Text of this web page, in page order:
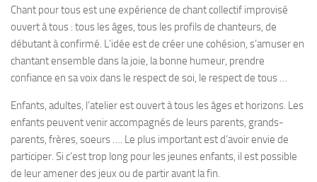
Chant pour tous est une expérience de chant collectif improvisé
ouvert à tous : tous les âges, tous les profils de chanteurs, de
débutant à confirmé. L’idée est de créer une cohésion, s’amuser en
chantant ensemble dans la joie, la bonne humeur, prendre
confiance en sa voix dans le respect de soi, le respect de tous …
Enfants, adultes, l’atelier est ouvert à tous les âges et horizons. Les
enfants peuvent venir accompagnés de leurs parents, grands-
parents, frères, soeurs …. Le plus important est d’avoir envie de
participer. Si c’est trop long pour les jeunes enfants, il est possible
de leur amener des jeux ou de partir avant la fin.